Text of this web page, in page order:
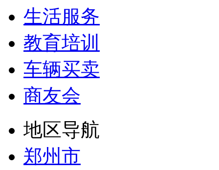
生活服务
教育培训
车辆买卖
商友会
地区导航
郑州市